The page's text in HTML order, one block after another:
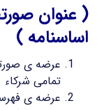
( عنوان
اساسنامه )
عرضه ی
تمامی شرکاء
عرضه ی